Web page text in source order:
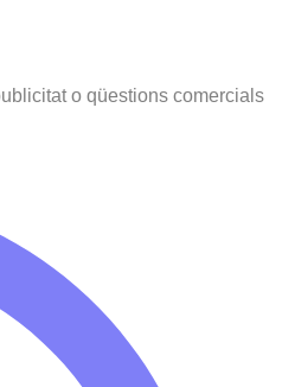
o qüestions comercials